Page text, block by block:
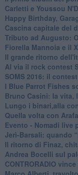
Carletti e Youssou
Happy Birthday,
​Cascina capitale del
Tributo ad Augusto:
​Fiorella Mannoia e il
Il grande ritorno
​Al via il rock contest
​SOMS 2016: il
I Blue Parrot Fishes
Bruno Casini: la vita,
​Lungo i binari,alla
​Quella volta con
​Evento - Nomadi live
Jerì-Barsali: quando
Il ritorno di Finaz,
Andrea Bocelli sul
CONTRORADIO